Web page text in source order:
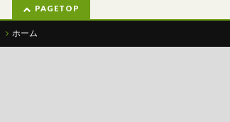
PAGETOP
ホーム